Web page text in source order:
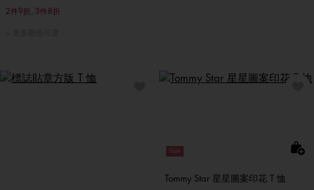
2件9折, 3件8折
Sale
Tommy Star 星星圖案印花 T 恤